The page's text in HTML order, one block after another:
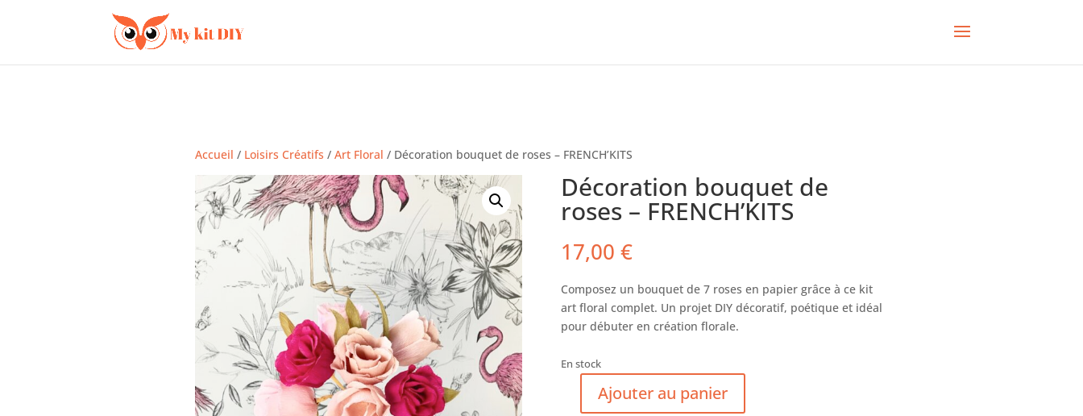
Accueil / Loisirs Créatifs / Art Floral / Décoration bouquet de roses – FRENCH’KITS
Décoration bouquet de
roses – FRENCH’KITS
17,00 €
Composez un bouquet de 7 roses en papier grâce à ce kit
art floral complet. Un projet DIY décoratif, poétique et idéal
pour débuter en création florale.
En stock
quantitéAjouter au panier